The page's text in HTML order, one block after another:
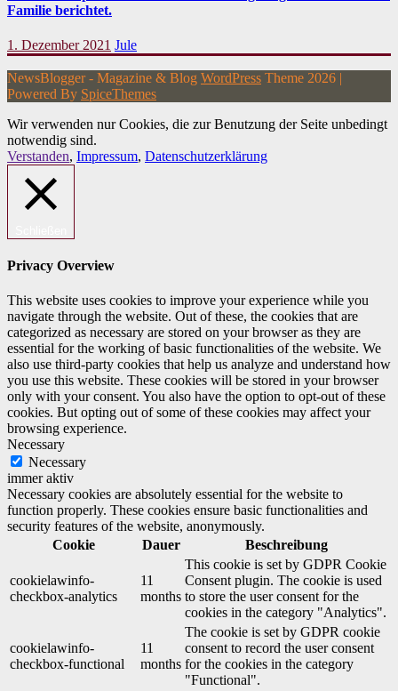
Familie berichtet.
1. Dezember 2021 Jule
NewsBlogger - Magazine & Blog WordPress Theme 2026 |
Powered By SpiceThemes
Wir verwenden nur Cookies, die zur Benutzung der Seite unbedingt
notwendig sind.
Verstanden, Impressum, Datenschutzerklärung
Privacy Overview
This website uses cookies to improve your experience while you
navigate through the website. Out of these, the cookies that are
categorized as necessary are stored on your browser as they are
essential for the working of basic functionalities of the website. We
also use third-party cookies that help us analyze and understand how
you use this website. These cookies will be stored in your browser
only with your consent. You also have the option to opt-out of these
cookies. But opting out of some of these cookies may affect your
browsing experience.
Necessary
Necessary
immer aktiv
Necessary cookies are absolutely essential for the website to
function properly. These cookies ensure basic functionalities and
security features of the website, anonymously.
Cookie
Dauer Beschreibung
cookielawinfo-
checkbox-analytics
11
months
This cookie is set by GDPR Cookie
Consent plugin. The cookie is used
to store the user consent for the
cookies in the category "Analytics".
cookielawinfo-
checkbox-functional
11
months
The cookie is set by GDPR cookie
consent to record the user consent
for the cookies in the category
"Functional".